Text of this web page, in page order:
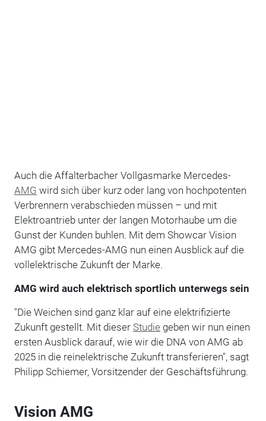
Auch die Affalterbacher Vollgasmarke Mercedes-
AMG wird sich über kurz oder lang von hochpotenten
Verbrennern verabschieden müssen – und mit
Elektroantrieb unter der langen Motorhaube um die
Gunst der Kunden buhlen. Mit dem Showcar Vision
AMG gibt Mercedes-AMG nun einen Ausblick auf die
vollelektrische Zukunft der Marke.
AMG wird auch elektrisch sportlich unterwegs sein
"Die Weichen sind ganz klar auf eine elektrifizierte
Zukunft gestellt. Mit dieser Studie geben wir nun einen
ersten Ausblick darauf, wie wir die DNA von AMG ab
2025 in die reinelektrische Zukunft transferieren", sagt
Philipp Schiemer, Vorsitzender der Geschäftsführung.
Vision AMG